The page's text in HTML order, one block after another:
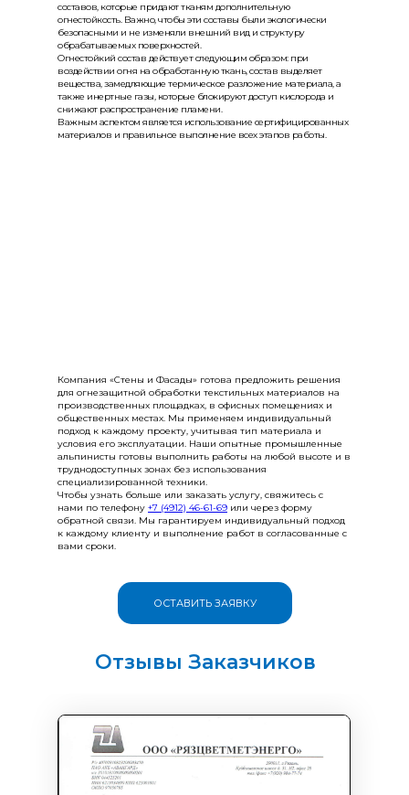
составов, которые придают тканям дополнительную
огнестойкость. Важно, чтобы эти составы были экологически
безопасными и не изменяли внешний вид и структуру
обрабатываемых поверхностей.
Огнестойкий состав действует следующим образом: при
воздействии огня на обработанную ткань, состав выделяет
вещества, замедляющие термическое разложение материала, а
также инертные газы, которые блокируют доступ кислорода и
снижают распространение пламени.
Важным аспектом является использование сертифицированных
материалов и правильное выполнение всех этапов работы.
Компания «Стены и Фасады» готова предложить решения
для огнезащитной обработки текстильных материалов на
производственных площадках, в офисных помещениях и
общественных местах. Мы применяем индивидуальный
подход к каждому проекту, учитывая тип материала и
условия его эксплуатации. Наши опытные промышленные
альпинисты готовы выполнить работы на любой высоте и в
труднодоступных зонах без использования
специализированной техники.
Чтобы узнать больше или заказать услугу, свяжитесь с
нами по телефону +7 (4912) 46-61-69 или через форму
обратной связи. Мы гарантируем индивидуальный подход
к каждому клиенту и выполнение работ в согласованные с
вами сроки.
ОСТАВИТЬ ЗАЯВКУ
Отзывы Заказчиков